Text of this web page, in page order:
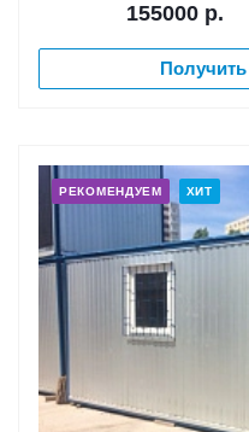
155000 р.
РЕКОМЕНДУЕМ ХИТ